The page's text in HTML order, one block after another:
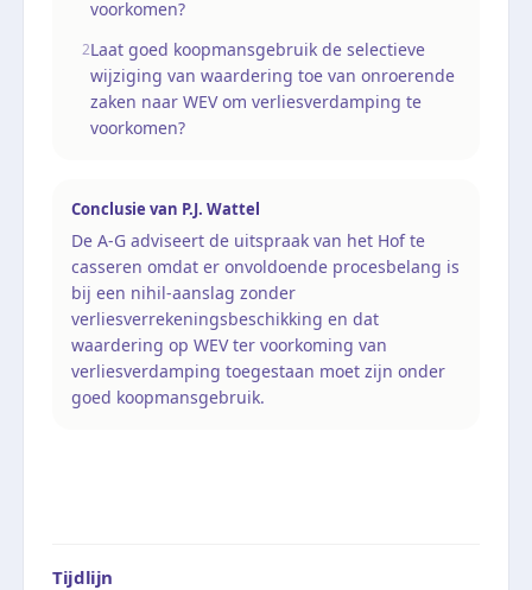
voorkomen?
2Laat goed koopmansgebruik de selectieve
wijziging van waardering toe van onroerende
zaken naar WEV om verliesverdamping te
voorkomen?
Conclusie van P.J. Wattel
De A-G adviseert de uitspraak van het Hof te
casseren omdat er onvoldoende procesbelang is
bij een nihil-aanslag zonder
verliesverrekeningsbeschikking en dat
waardering op WEV ter voorkoming van
verliesverdamping toegestaan moet zijn onder
goed koopmansgebruik.
Tijdlijn